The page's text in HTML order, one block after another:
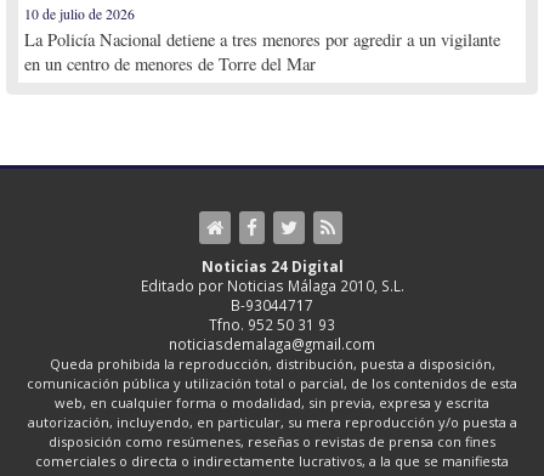
10 de julio de 2026
La Policía Nacional detiene a tres menores por agredir a un vigilante
en un centro de menores de Torre del Mar
Noticias 24 Digital
Editado por Noticias Málaga 2010, S.L.
B-93044717
Tfno. 952 50 31 93
noticiasdemalaga@gmail.com
Queda prohibida la reproducción, distribución, puesta a disposición,
comunicación pública y utilización total o parcial, de los contenidos de esta
web, en cualquier forma o modalidad, sin previa, expresa y escrita
autorización, incluyendo, en particular, su mera reproducción y/o puesta a
disposición como resúmenes, reseñas o revistas de prensa con fines
comerciales o directa o indirectamente lucrativos, a la que se manifiesta